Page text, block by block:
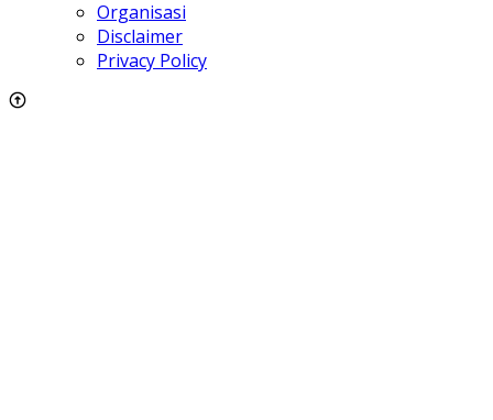
Organisasi
Disclaimer
Privacy Policy